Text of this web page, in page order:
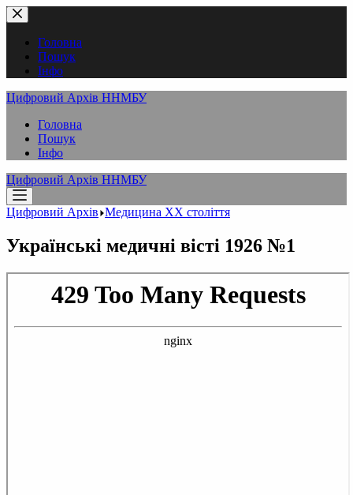
Перейти
до
вмістуГоловна
Пошук
Інфо
Цифровий Архів ННМБУ
Головна
Пошук
Інфо
Цифровий Архів ННМБУ
Цифровий Архів Медицина XX століття
Українські медичні вісті 1926 №1